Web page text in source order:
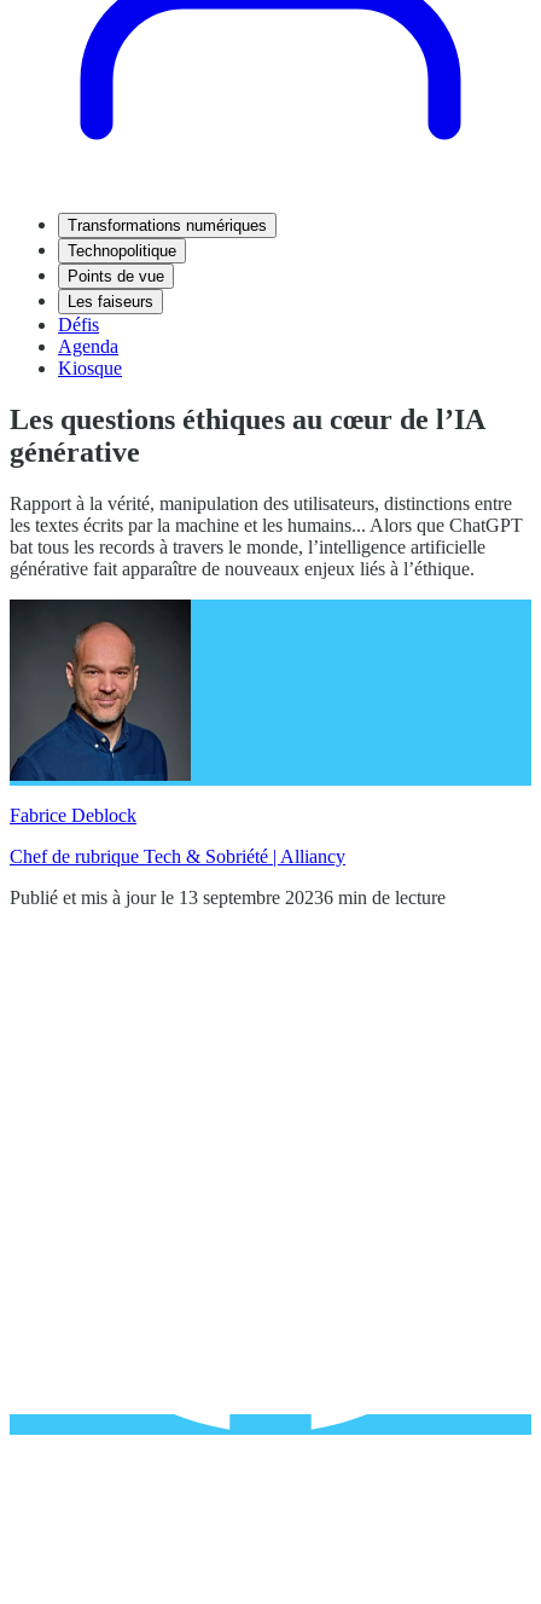
Transformations numériques
Technopolitique
Points de vue
Les faiseurs
Défis
Agenda
Kiosque
Les questions éthiques au cœur de l’IA
générative
Rapport à la vérité, manipulation des utilisateurs, distinctions entre
les textes écrits par la machine et les humains... Alors que ChatGPT
bat tous les records à travers le monde, l’intelligence artificielle
générative fait apparaître de nouveaux enjeux liés à l’éthique.
Fabrice Deblock
Chef de rubrique Tech & Sobriété | Alliancy
Publié et mis à jour le 13 septembre 20236 min de lecture